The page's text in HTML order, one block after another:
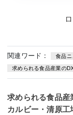
関連ワード： 食品
求められる食品産業の
求められる食品産
カルビー・清原